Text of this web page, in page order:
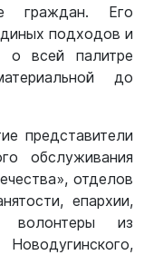
граждан. Его
подходов и
о всей палитре
до
представители
обслуживания
отделов
епархии,
волонтеры из